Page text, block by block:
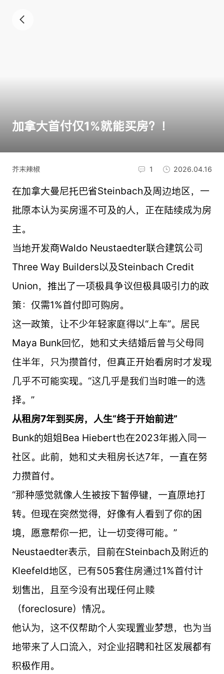
加拿大首付仅1%就能买房？！
芥末辣椒 1 2026.04.16
在加拿大曼尼托巴省Steinbach及周边地区，一
批原本认为买房遥不可及的人，正在陆续成为房
主。
当地开发商Waldo Neustaedter联合建筑公司
Three Way Builders以及Steinbach Credit
Union，推出了一项极具争议但极具吸引力的政
策：仅需1%首付即可购房。
这一政策，让不少年轻家庭得以“上车”。居民
Maya Bunk回忆，她和丈夫结婚后曾与父母同
住半年，只为攒首付，但真正开始看房时才发现
几乎不可能实现。“这几乎是我们当时唯一的选
择。”
从租房7年到买房，人生“终于开始前进”
Bunk的姐姐Bea Hiebert也在2023年搬入同一
社区。此前，她和丈夫租房长达7年，一直在努
力攒首付。
“那种感觉就像人生被按下暂停键，一直原地打
转。但现在突然觉得，好像有人看到了你的困
境，愿意帮你一把，让一切变得可能。”
Neustaedter表示，目前在Steinbach及附近的
Kleefeld地区，已有505套住房通过1%首付计
划售出，且至今没有出现任何止赎
（foreclosure）情况。
他认为，这不仅帮助个人实现置业梦想，也为当
地带来了人口流入，对企业招聘和社区发展都有
积极作用。